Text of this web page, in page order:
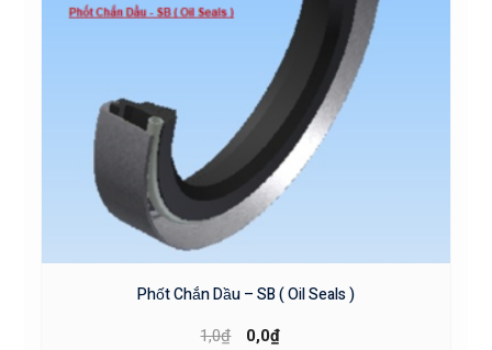
Phốt Chắn Dầu – SB ( Oil Seals )
1,0₫ 0,0₫